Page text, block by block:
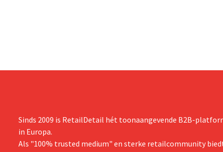
Sinds 2009 is RetailDetail hét toonaangevende B2B-
in Europa.
Als "100% trusted medium" en sterke retailcommunity